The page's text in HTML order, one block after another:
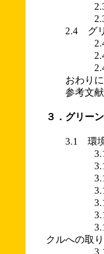
2.3.1 グ
2.3.2
2.4 グリー
2.4.1
2.4.2 グ
2.4.3
おわりに
参考文献
３．グリー
3.1 環境
3.1.1 環
3.1.2 企
3.1.3
3.1.4 組
3.1.5 ラ
3.1.6 製
3.1.7 使
クルへの取
3.1.8 オ